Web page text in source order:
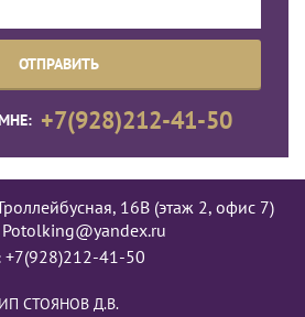
+7(928)212-41-50
16В (этаж 2, офис 7)
Potolking@yandex.ru
+7(928)212-41-50
ИП СТОЯНОВ Д.В.